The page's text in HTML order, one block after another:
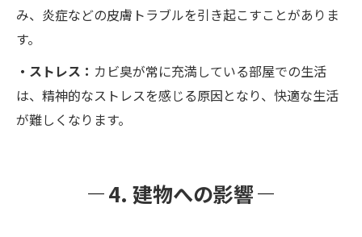
み、炎症などの皮膚トラブルを引き起こすことがありま
す。
・ストレス： カビ臭が常に充満している部屋での生活
は、精神的なストレスを感じる原因となり、快適な生活
が難しくなります。
4. 建物への影響